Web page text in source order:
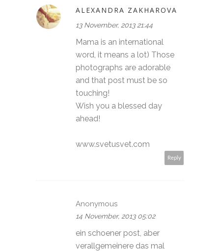
ALEXANDRA ZAKHAROVA
13 November, 2013 21:44
Mama is an international
word, it means a lot) Those
photographs are adorable
and that post must be so
touching!
Wish you a blessed day
ahead!
www.svetusvet.com
Reply
Anonymous
14 November, 2013 05:02
ein schoener post, aber
verallgemeinere das mal